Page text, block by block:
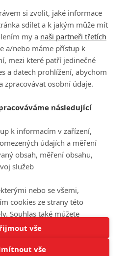
cookies.
PŘIHLÁSIT
REGISTROVAT
Slavík, e-mailserialy@fandimefilmu.cz
našem webu napište nám na e-mail
používání cookies |Pravidla webu
soukromí
/ All rights reserved /
si zvolit, jaké informace
sdílet a k jakým může mít
my a naši partneři třetích
a/nebo máme přístup k
mezi které patří jedinečné
a datech prohlížení, abychom
zpracovávat osobní údaje.
následující
k informacím v zařízení,
údajích a měření
obsah, měření obsahu,
služeb
nebo se všemi,
cookies ze strany této
Souhlas také můžete
případě vám na stránce
personalizované funkce.
budou vztahovat pouze na
vše
vše